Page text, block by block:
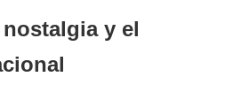
y el